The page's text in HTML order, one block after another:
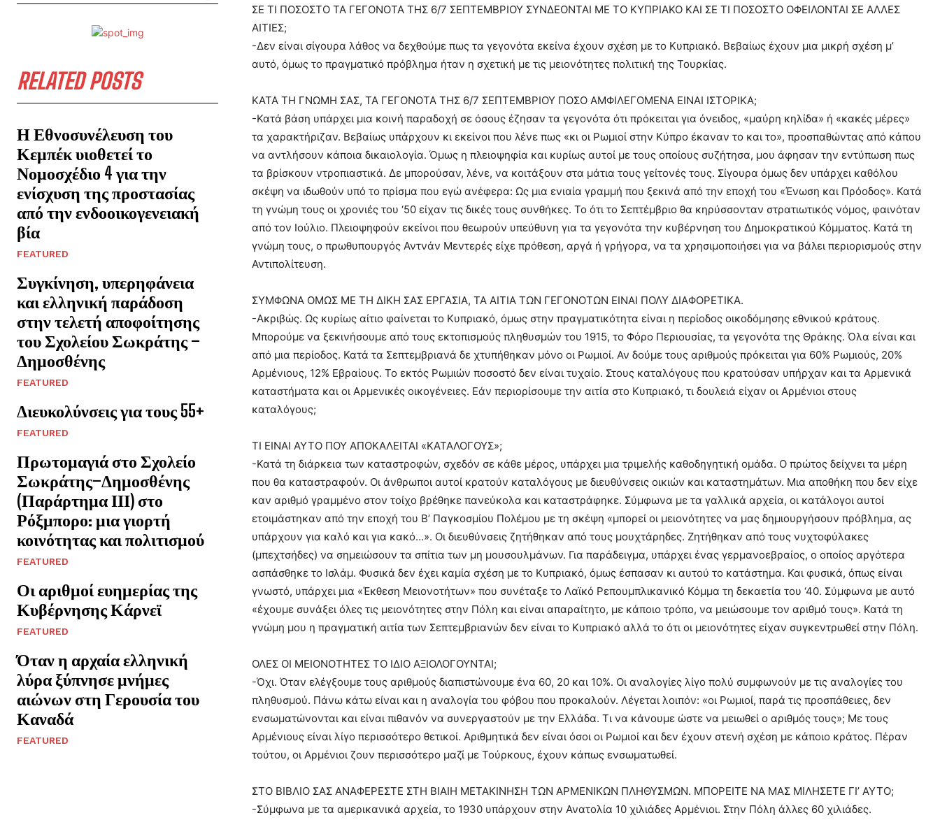
RELATED POSTS
Η Εθνοσυνέλευση του
Κεμπέκ υιοθετεί το
Νομοσχέδιο 4 για την
ενίσχυση της προστασίας
από την ενδοοικογενειακή
βία
FEATURED
Συγκίνηση, υπερηφάνεια
και ελληνική παράδοση
στην τελετή αποφοίτησης
του Σχολείου Σωκράτης –
Δημοσθένης
FEATURED
Διευκολύνσεις για τους 55+
FEATURED
Πρωτομαγιά στο Σχολείο
Σωκράτης–Δημοσθένης
(Παράρτημα ΙΙΙ) στο
Ρόξμπορο: μια γιορτή
κοινότητας και πολιτισμού
FEATURED
Οι αριθμοί ευημερίας της
Κυβέρνησης Κάρνεϊ
FEATURED
Όταν η αρχαία ελληνική
λύρα ξύπνησε μνήμες
αιώνων στη Γερουσία του
Καναδά
FEATURED
ΣΕ ΤΙ ΠΟΣΟΣΤΟ ΤΑ ΓΕΓΟΝΟΤΑ ΤΗΣ 6/7 ΣΕΠΤΕΜΒΡΙΟΥ ΣΥΝΔΕΟΝΤΑΙ ΜΕ ΤΟ ΚΥΠΡΙΑΚΟ ΚΑΙ ΣΕ ΤΙ ΠΟΣΟΣΤΟ ΟΦΕΙΛΟΝΤΑΙ ΣΕ ΑΛΛΕΣ
ΑΙΤΙΕΣ;
-Δεν είναι σίγουρα λάθος να δεχθούμε πως τα γεγονότα εκείνα έχουν σχέση με το Κυπριακό. Βεβαίως έχουν μια μικρή σχέση μ’
αυτό, όμως το πραγματικό πρόβλημα ήταν η σχετική με τις μειονότητες πολιτική της Τουρκίας.
ΚΑΤΑ ΤΗ ΓΝΩΜΗ ΣΑΣ, ΤΑ ΓΕΓΟΝΟΤΑ ΤΗΣ 6/7 ΣΕΠΤΕΜΒΡΙΟΥ ΠΟΣΟ ΑΜΦΙΛΕΓΟΜΕΝΑ ΕΙΝΑΙ ΙΣΤΟΡΙΚΑ;
-Κατά βάση υπάρχει μια κοινή παραδοχή σε όσους έζησαν τα γεγονότα ότι πρόκειται για όνειδος, «μαύρη κηλίδα» ή «κακές μέρες»
τα χαρακτήριζαν. Βεβαίως υπάρχουν κι εκείνοι που λένε πως «κι οι Ρωμιοί στην Κύπρο έκαναν το και το», προσπαθώντας από κάπου
να αντλήσουν κάποια δικαιολογία. Όμως η πλειοψηφία και κυρίως αυτοί με τους οποίους συζήτησα, μου άφησαν την εντύπωση πως
τα βρίσκουν ντροπιαστικά. Δε μπορούσαν, λένε, να κοιτάξουν στα μάτια τους γείτονές τους. Σίγουρα όμως δεν υπάρχει καθόλου
σκέψη να ιδωθούν υπό το πρίσμα που εγώ ανέφερα: Ως μια ενιαία γραμμή που ξεκινά από την εποχή του «Ένωση και Πρόοδος». Κατά
τη γνώμη τους οι χρονιές του ‘50 είχαν τις δικές τους συνθήκες. Το ότι το Σεπτέμβριο θα κηρύσσονταν στρατιωτικός νόμος, φαινόταν
από τον Ιούλιο. Πλειοψηφούν εκείνοι που θεωρούν υπεύθυνη για τα γεγονότα την κυβέρνηση του Δημοκρατικού Κόμματος. Κατά τη
γνώμη τους, ο πρωθυπουργός Αντνάν Μεντερές είχε πρόθεση, αργά ή γρήγορα, να τα χρησιμοποιήσει για να βάλει περιορισμούς στην
Αντιπολίτευση.
ΣΥΜΦΩΝΑ ΟΜΩΣ ΜΕ ΤΗ ΔΙΚΗ ΣΑΣ ΕΡΓΑΣΙΑ, ΤΑ ΑΙΤΙΑ ΤΩΝ ΓΕΓΟΝΟΤΩΝ ΕΙΝΑΙ ΠΟΛΥ ΔΙΑΦΟΡΕΤΙΚΑ.
-Ακριβώς. Ως κυρίως αίτιο φαίνεται το Κυπριακό, όμως στην πραγματικότητα είναι η περίοδος οικοδόμησης εθνικού κράτους.
Μπορούμε να ξεκινήσουμε από τους εκτοπισμούς πληθυσμών του 1915, το Φόρο Περιουσίας, τα γεγονότα της Θράκης. Όλα είναι και
από μια περίοδος. Κατά τα Σεπτεμβριανά δε χτυπήθηκαν μόνο οι Ρωμιοί. Αν δούμε τους αριθμούς πρόκειται για 60% Ρωμιούς, 20%
Αρμένιους, 12% Εβραίους. Το εκτός Ρωμιών ποσοστό δεν είναι τυχαίο. Στους καταλόγους που κρατούσαν υπήρχαν και τα Αρμενικά
καταστήματα και οι Αρμενικές οικογένειες. Εάν περιορίσουμε την αιτία στο Κυπριακό, τι δουλειά είχαν οι Αρμένιοι στους
καταλόγους;
ΤΙ ΕΙΝΑΙ ΑΥΤΟ ΠΟΥ ΑΠΟΚΑΛΕΙΤΑΙ «ΚΑΤΑΛΟΓΟΥΣ»;
-Κατά τη διάρκεια των καταστροφών, σχεδόν σε κάθε μέρος, υπάρχει μια τριμελής καθοδηγητική ομάδα. Ο πρώτος δείχνει τα μέρη
που θα καταστραφούν. Οι άνθρωποι αυτοί κρατούν καταλόγους με διευθύνσεις οικιών και καταστημάτων. Μια αποθήκη που δεν είχε
καν αριθμό γραμμένο στον τοίχο βρέθηκε πανεύκολα και καταστράφηκε. Σύμφωνα με τα γαλλικά αρχεία, οι κατάλογοι αυτοί
ετοιμάστηκαν από την εποχή του Β’ Παγκοσμίου Πολέμου με τη σκέψη «μπορεί οι μειονότητες να μας δημιουργήσουν πρόβλημα, ας
υπάρχουν για καλό και για κακό…». Οι διευθύνσεις ζητήθηκαν από τους μουχτάρηδες. Ζητήθηκαν από τους νυχτοφύλακες
(μπεχτσήδες) να σημειώσουν τα σπίτια των μη μουσουλμάνων. Για παράδειγμα, υπάρχει ένας γερμανοεβραίος, ο οποίος αργότερα
ασπάσθηκε το Ισλάμ. Φυσικά δεν έχει καμία σχέση με το Κυπριακό, όμως έσπασαν κι αυτού το κατάστημα. Και φυσικά, όπως είναι
γνωστό, υπάρχει μια «Έκθεση Μειονοτήτων» που συνέταξε το Λαϊκό Ρεπουμπλικανικό Κόμμα τη δεκαετία του ‘40. Σύμφωνα με αυτό
«έχουμε συνάξει όλες τις μειονότητες στην Πόλη και είναι απαραίτητο, με κάποιο τρόπο, να μειώσουμε τον αριθμό τους». Κατά τη
γνώμη μου η πραγματική αιτία των Σεπτεμβριανών δεν είναι το Κυπριακό αλλά το ότι οι μειονότητες είχαν συγκεντρωθεί στην Πόλη.
ΟΛΕΣ ΟΙ ΜΕΙΟΝΟΤΗΤΕΣ ΤΟ ΙΔΙΟ ΑΞΙΟΛΟΓΟΥΝΤΑΙ;
-Όχι. Όταν ελέγξουμε τους αριθμούς διαπιστώνουμε ένα 60, 20 και 10%. Οι αναλογίες λίγο πολύ συμφωνούν με τις αναλογίες του
πληθυσμού. Πάνω κάτω είναι και η αναλογία του φόβου που προκαλούν. Λέγεται λοιπόν: «οι Ρωμιοί, παρά τις προσπάθειες, δεν
ενσωματώνονται και είναι πιθανόν να συνεργαστούν με την Ελλάδα. Τι να κάνουμε ώστε να μειωθεί ο αριθμός τους»; Με τους
Αρμένιους είναι λίγο περισσότερο θετικοί. Αριθμητικά δεν είναι όσοι οι Ρωμιοί και δεν έχουν στενή σχέση με κάποιο κράτος. Πέραν
τούτου, οι Αρμένιοι ζουν περισσότερο μαζί με Τούρκους, έχουν κάπως ενσωματωθεί.
ΣΤΟ ΒΙΒΛΙΟ ΣΑΣ ΑΝΑΦΕΡΕΣΤΕ ΣΤΗ ΒΙΑΙΗ ΜΕΤΑΚΙΝΗΣΗ ΤΩΝ ΑΡΜΕΝΙΚΩΝ ΠΛΗΘΥΣΜΩΝ. ΜΠΟΡΕΙΤΕ ΝΑ ΜΑΣ ΜΙΛΗΣΕΤΕ ΓΙ’ ΑΥΤΟ;
-Σύμφωνα με τα αμερικανικά αρχεία, το 1930 υπάρχουν στην Ανατολία 10 χιλιάδες Αρμένιοι. Στην Πόλη άλλες 60 χιλιάδες.